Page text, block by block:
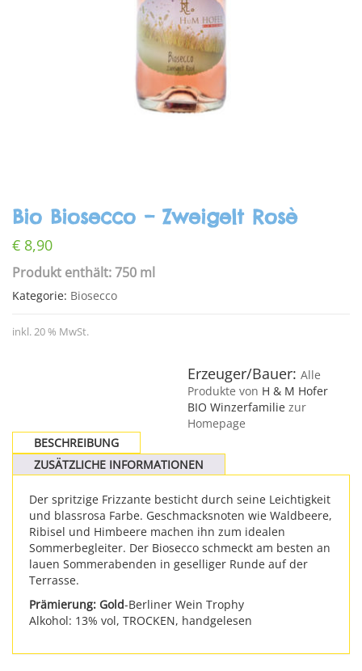
Bio Biosecco – Zweigelt Rosè
€ 8,90
Produkt enthält: 750 ml
Kategorie: Biosecco
inkl. 20 % MwSt.
Erzeuger/Bauer:Alle
Produkte von H & M Hofer
BIO Winzerfamiliezur
Homepage
BESCHREIBUNG
ZUSÄTZLICHE INFORMATIONEN
Der spritzige Frizzante besticht durch seine Leichtigkeit
und blassrosa Farbe. Geschmacksnoten wie Waldbeere,
Ribisel und Himbeere machen ihn zum idealen
Sommerbegleiter. Der Biosecco schmeckt am besten an
lauen Sommerabenden in geselliger Runde auf der
Terrasse.
Prämierung: Gold-Berliner Wein Trophy
Alkohol: 13% vol, TROCKEN, handgelesen